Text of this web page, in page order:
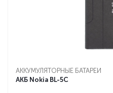
АККУМУЛЯТОРНЫЕ БАТАРЕИ
АКБ Nokia BL-5C